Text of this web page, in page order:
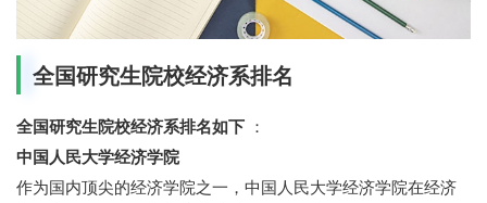
全国研究生院校经济系排名
全国研究生院校经济系排名如下 ：
中国人民大学经济学院
作为国内顶尖的经济学院之一，中国人民大学经济学院在经济